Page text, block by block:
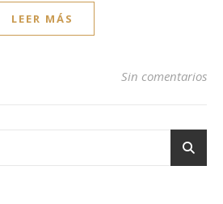
LEER MÁS
Sin comentarios